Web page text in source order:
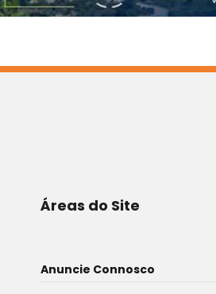
Áreas do Site
Anuncie Connosco